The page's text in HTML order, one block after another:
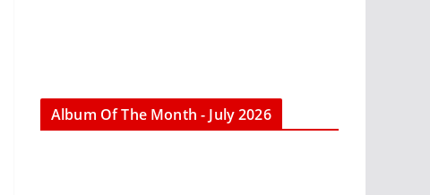
Album Of The Month - July 2026